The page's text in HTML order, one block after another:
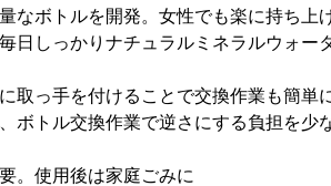
なボトルを開発。女性でも楽に持ち
日しっかりナチュラルミネラルウォー
に取っ手を付けることで交換作業も簡単
ボトル交換作業で逆さにする負担を少
。使用後は家庭ごみに